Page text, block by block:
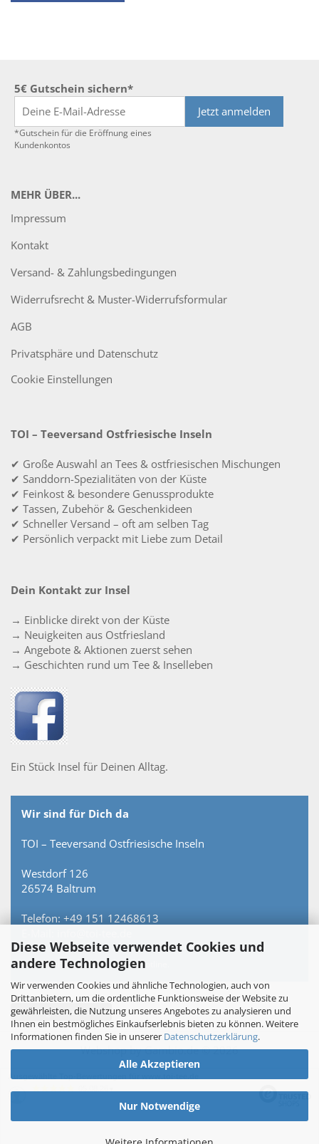
Diese Webseite verwendet Cookies und
andere Technologien
Wir verwenden Cookies und ähnliche Technologien, auch von
Drittanbietern, um die ordentliche Funktionsweise der Website zu
gewährleisten, die Nutzung unseres Angebotes zu analysieren und
Ihnen ein bestmögliches Einkaufserlebnis bieten zu können. Weitere
Informationen finden Sie in unserer Datenschutzerklärung.
Alle Akzeptieren
Nur Notwendige
5€ Gutschein sichern*
Jetzt anmelden
*Gutschein für die Eröffnung eines
Kundenkontos
MEHR ÜBER...
Impressum
Kontakt
Versand- & Zahlungsbedingungen
Widerrufsrecht & Muster-Widerrufsformular
AGB
Privatsphäre und Datenschutz
Cookie Einstellungen
TOI – Teeversand Ostfriesische Inseln
✔ Große Auswahl an Tees & ostfriesischen Mischungen
✔ Sanddorn-Spezialitäten von der Küste
✔ Feinkost & besondere Genussprodukte
✔ Tassen, Zubehör & Geschenkideen
✔ Schneller Versand – oft am selben Tag
✔ Persönlich verpackt mit Liebe zum Detail
Dein Kontakt zur Insel
→ Einblicke direkt von der Küste
→ Neuigkeiten aus Ostfriesland
→ Angebote & Aktionen zuerst sehen
→ Geschichten rund um Tee & Inselleben
Ein Stück Insel für Deinen Alltag.
Wir sind für Dich da
TOI – Teeversand Ostfriesische Inseln
Westdorf 126
26574 Baltrum
Telefon: +49 151 12468613
Persönlich erreichbar – keine Hotline.
Vertrag widerrufen
Webshopby Gambio.de © 2026
Ausgewählte Top-Bewertungen für www.toi-tee.de